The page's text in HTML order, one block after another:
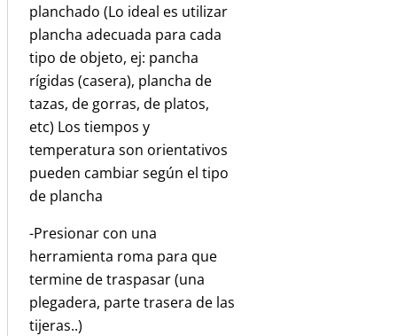
planchado (Lo ideal es utilizar
plancha adecuada para cada
tipo de objeto, ej: pancha
rígidas (casera), plancha de
tazas, de gorras, de platos,
etc) Los tiempos y
temperatura son orientativos
pueden cambiar según el tipo
de plancha
-Presionar con una
herramienta roma para que
termine de traspasar (una
plegadera, parte trasera de las
tijeras..)